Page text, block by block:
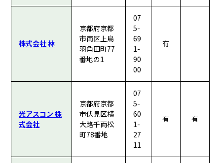
株式会社 林
京都府京都
市南区上鳥
羽角田町77
番地の1
07
5-
69
1-
90
00
有
光アスコン 株
式会社
京都府京都
市伏見区横
大路千両松
町78番地
07
5-
60
1-
27
11
有 有